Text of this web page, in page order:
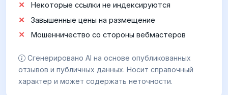
Некоторые ссылки не индексируются
Завышенные цены на размещение
Мошенничество со стороны вебмастеров
Сгенерировано AI на основе опубликованных
отзывов и публичных данных. Носит справочный
характер и может содержать неточности.